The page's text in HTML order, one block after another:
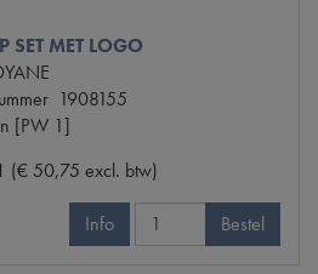
SET MET LOGO
1908155
[PW 1]
(€ 50,75 excl. btw)
Info Bestel